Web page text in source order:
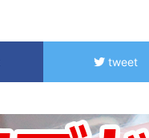
tweet